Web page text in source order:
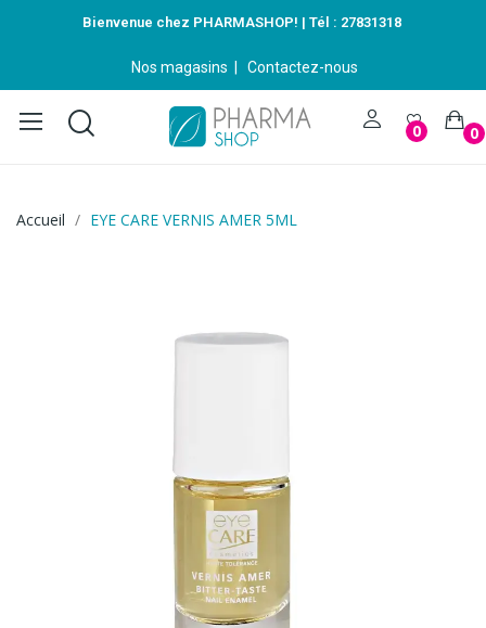
Bienvenue chez PHARMASHOP! | Tél : 27831318
Nos magasins Contactez-nous
0 0
Accueil EYE CARE VERNIS AMER 5ML